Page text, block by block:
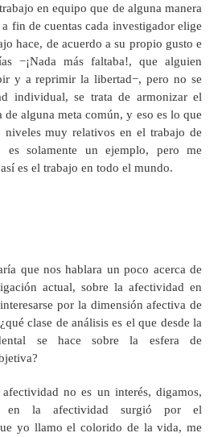
en equipo que de alguna manera
fin de cuentas cada investigador elige
hace, de acuerdo a su propio gusto e
−¡Nada más faltaba!, que alguien
y a reprimir la libertad−, pero no se
individual, se trata de armonizar el
de alguna meta común, y eso es lo que
niveles muy relativos en el trabajo de
es solamente un ejemplo, pero me
es el trabajo en todo el mundo.
que nos hablara un poco acerca de
actual, sobre la afectividad en
por la dimensión afectiva de
clase de análisis es el que desde la
se hace sobre la esfera de
no es un interés, digamos,
en la afectividad surgió por el
yo llamo el colorido de la vida, me